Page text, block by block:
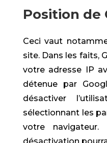
Position de
Ceci vaut
site. Dans les faits,
votre adresse IP
détenue par
désactiver
sélectionnant les
votre navigateur.
désactivation